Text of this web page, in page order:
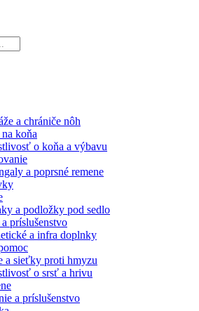
a chrániče nôh
koňa
o koňa a výbavu
a poprsné remene
a podložky pod sedlo
a príslušenstvo
a infra doplnky
a sieťky proti hmyzu
o srsť a hrivu
a príslušenstvo